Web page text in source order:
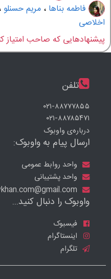
فاطمه بناها ، مریم حسنلو
اخلاصی
پیشنهادهایی که صاحب امتیاز
تلفن
۰۲۱-۸۸۷۷۷۸۵۵
۰۲۱-۸۸۷۸۵۴۷۱
درباره‌ی واوبوک
ارسال پیام به واوبوک:
واحد روابط عمومی
واحد پشتیبانی
واوبوک را دنبال کنید...
فیسبوک
اینستاگرام
تلگرام